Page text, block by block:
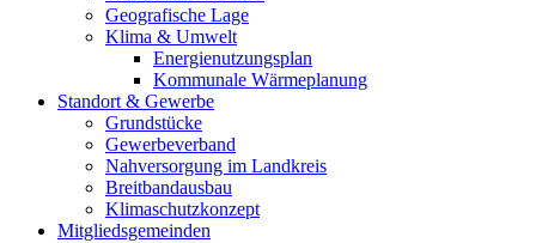
Geografische Lage
Klima & Umwelt
Energienutzungsplan
Kommunale Wärmeplanung
Standort & Gewerbe
Grundstücke
Gewerbeverband
Nahversorgung im Landkreis
Breitbandausbau
Klimaschutzkonzept
Mitgliedsgemeinden